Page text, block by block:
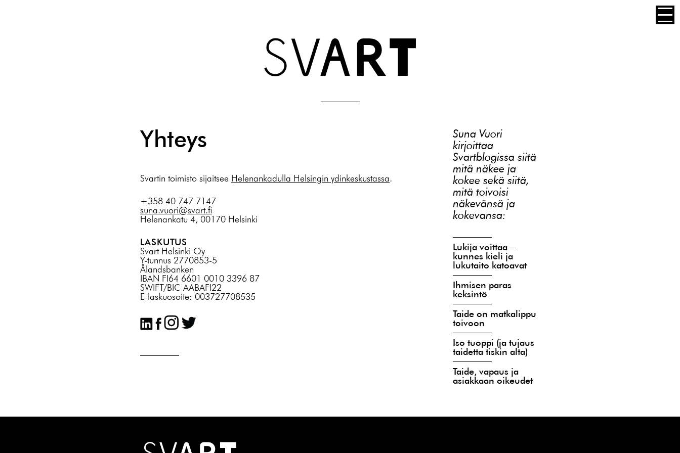
Yhteys
Svartin toimisto sijaitsee Helenankadulla Helsingin ydinkeskustassa.
+358 40 747 7147
suna.vuori@svart.fi
Helenankatu 4, 00170 Helsinki
LASKUTUS
Svart Helsinki Oy
Y-tunnus 2770853-5
Ålandsbanken
IBAN FI64 6601 0010 3396 87
SWIFT/BIC AABAFI22
E-laskuosoite: 003727708535
Suna Vuori
kirjoittaa
Svartblogissa siitä
mitä näkee ja
kokee sekä siitä,
mitä toivoisi
näkevänsä ja
kokevansa:
Lukija voittaa –
kunnes kieli ja
lukutaito katoavat
Ihmisen paras
keksintö
Taide on matkalippu
toivoon
Iso tuoppi (ja tujaus
taidetta tiskin alta)
Taide, vapaus ja
asiakkaan oikeudet